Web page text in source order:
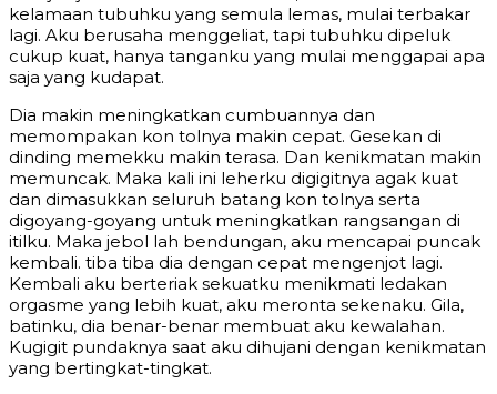
kelamaan tubuhku yang semula lemas, mulai terbakar
lagi. Aku berusaha menggeliat, tapi tubuhku dipeluk
cukup kuat, hanya tanganku yang mulai menggapai apa
saja yang kudapat.
Dia makin meningkatkan cumbuannya dan
memompakan kon tolnya makin cepat. Gesekan di
dinding memekku makin terasa. Dan kenikmatan makin
memuncak. Maka kali ini leherku digigitnya agak kuat
dan dimasukkan seluruh batang kon tolnya serta
digoyang-goyang untuk meningkatkan rangsangan di
itilku. Maka jebol lah bendungan, aku mencapai puncak
kembali. tiba tiba dia dengan cepat mengenjot lagi.
Kembali aku berteriak sekuatku menikmati ledakan
orgasme yang lebih kuat, aku meronta sekenaku. Gila,
batinku, dia benar-benar membuat aku kewalahan.
Kugigit pundaknya saat aku dihujani dengan kenikmatan
yang bertingkat-tingkat.